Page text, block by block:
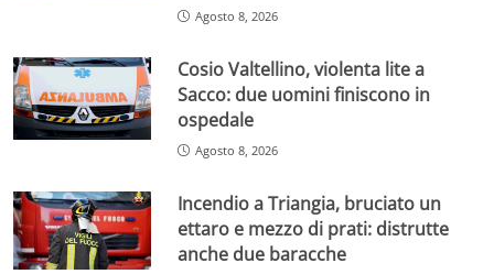
Agosto 8, 2026
Cosio Valtellino, violenta lite a
Sacco: due uomini finiscono in
ospedale
Agosto 8, 2026
Incendio a Triangia, bruciato un
ettaro e mezzo di prati: distrutte
anche due baracche